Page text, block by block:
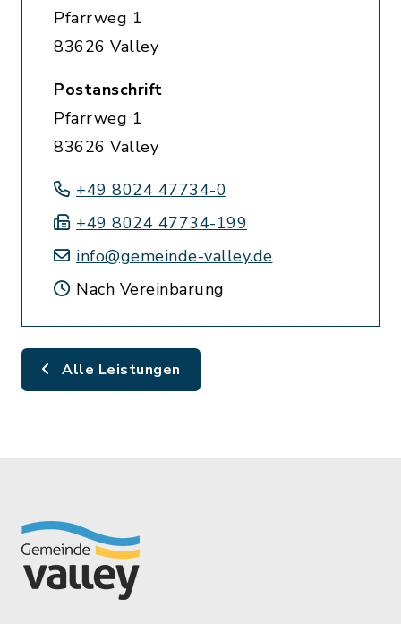
Pfarrweg 1
83626 Valley
Postanschrift
Pfarrweg 1
83626 Valley
+49 8024 47734-0
+49 8024 47734-199
info@gemeinde-valley.de
Nach Vereinbarung
Alle Leistungen